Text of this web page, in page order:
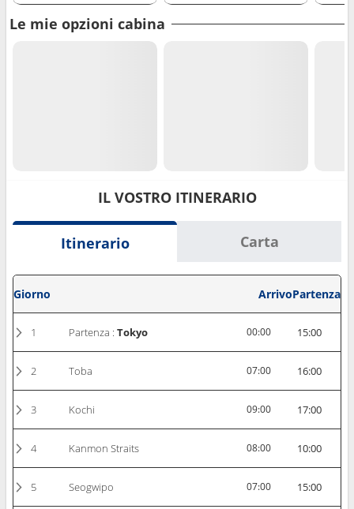
Le mie opzioni cabina
IL VOSTRO ITINERARIO
Itinerario Carta
Giorno ArrivoPartenza
1 Partenza :Tokyo 00:00 15:00
2 Toba 07:00 16:00
3 Kochi 09:00 17:00
4 Kanmon Straits 08:00 10:00
5 Seogwipo 07:00 15:00